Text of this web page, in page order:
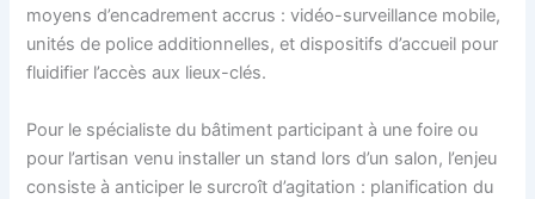
moyens d’encadrement accrus : vidéo-surveillance mobile,
unités de police additionnelles, et dispositifs d’accueil pour
fluidifier l’accès aux lieux-clés.
Pour le spécialiste du bâtiment participant à une foire ou
pour l’artisan venu installer un stand lors d’un salon, l’enjeu
consiste à anticiper le surcroît d’agitation : planification du